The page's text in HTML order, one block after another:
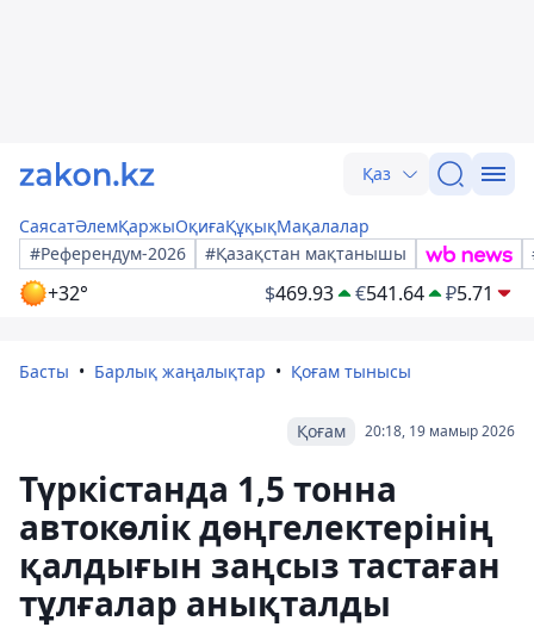
Қаз
СаясатӘлемҚаржыОқиғаҚұқықМақалалар
#Референдум-2026
#Қазақстан мақтанышы
+32° $469.93 €541.64 ₽5.71
Басты Барлық жаңалықтар Қоғам тынысы
20:18, 19 мамыр 2026
Қоғам
Түркістанда 1,5 тонна
автокөлік дөңгелектерінің
қалдығын заңсыз тастаған
тұлғалар анықталды